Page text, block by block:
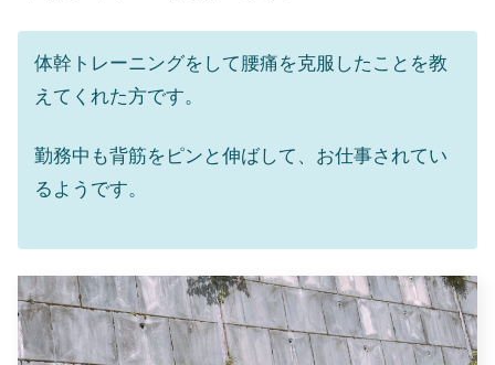
体幹トレーニングをして腰痛を克服したことを教
えてくれた方です。
勤務中も背筋をピンと伸ばして、お仕事されてい
るようです。